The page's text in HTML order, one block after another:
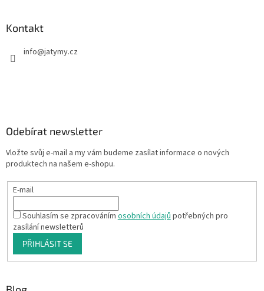
Kontakt
info@jatymy.cz
Odebírat newsletter
Vložte svůj e-mail a my vám budeme zasílat informace o nových
produktech na našem e-shopu.
E-mail
Souhlasím se zpracovánímosobních údajůpotřebných pro
zasílání newsletterů
PŘIHLÁSIT SE